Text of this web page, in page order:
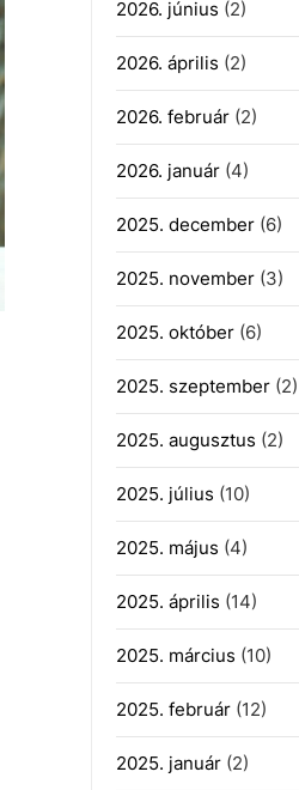
2026. június (2)
2026. április (2)
2026. február(2)
2026. január(4)
2025. december(6)
2025. november(3)
2025. október(6)
2025. szeptember(2)
2025. augusztus (2)
2025. július (10)
2025. május (4)
2025. április (14)
2025. március (10)
2025. február(12)
2025. január(2)